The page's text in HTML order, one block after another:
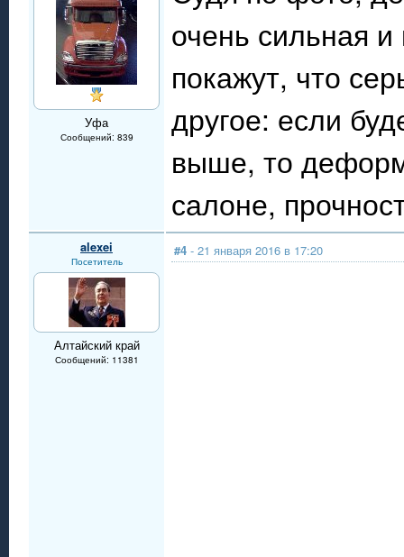
Уфа
Сообщений: 839
очень сильная
покажут, что
другое: если
выше, то
салоне,
alexei
Посетитель
Алтайский край
Сообщений: 11381
#4 - 21 января 2016 в 17:20